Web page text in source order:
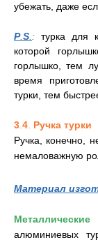
убежать, даже
P.S : турка для
которой
горлышко, тем
время
турки, тем
3 4 Ручка турки
Ручка, конечно,
немаловажную
Материал
алюминиевых